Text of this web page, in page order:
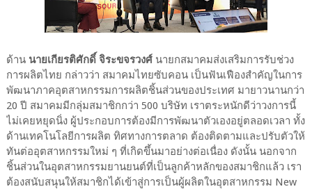
ด้าน นายเกียรติศักดิ์ จิระขจรวงศ์นายกสมาคมส่งเสริมการรับช่วง
การผลิตไทย กล่าวว่า สมาคมไทยซับคอน เป็นฟันเฟืองสำคัญในการ
พัฒนาภาคอุตสาหกรรมการผลิตชิ้นส่วนของประเทศ มายาวนานกว่า
20 ปี สมาคมมีกลุ่มสมาชิกกว่า 500 บริษัท เราตระหนักดีว่าวงการนี้
ไม่เคยหยุดนิ่ง ผู้ประกอบการต้องมีการพัฒนาตัวเองอยู่ตลอดเวลา ทั้ง
ด้านเทคโนโลยีการผลิต ทิศทางการตลาด ต้องติดตามและปรับตัวให้
ทันต่ออุตสาหกรรมใหม่ ๆ ที่เกิดขึ้นมาอย่างต่อเนื่อง ดังนั้น นอกจาก
ชิ้นส่วนในอุตสาหกรรมยานยนต์ที่เป็นลูกค้าหลักของสมาชิกแล้ว เรา
ต้องสนับสนุนให้สมาชิกได้เข้าสู่การเป็นผู้ผลิตในอุตสาหกรรม New